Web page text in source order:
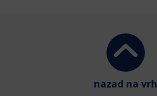
nazad na vrh